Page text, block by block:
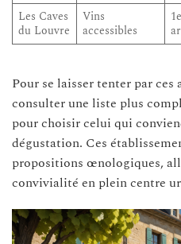
Les Caves
du Louvre
Vins
accessibles
Pour se laisser tenter par ces
consulter une liste plus
pour choisir celui qui
dégustation. Ces
propositions œnologiques,
convivialité en plein centre